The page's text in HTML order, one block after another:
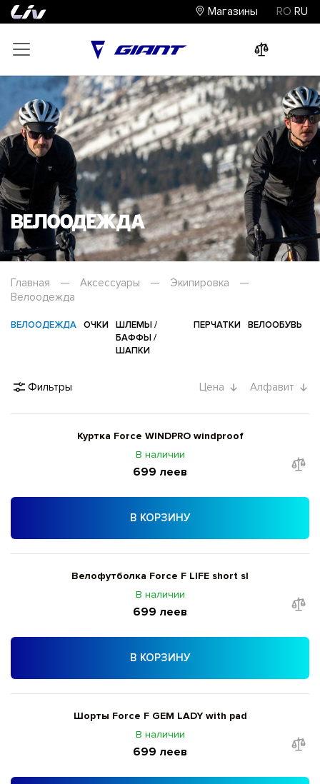
Магазины RO RU
Велоодежда
Главная — Аксессуары — Экипировка
—
Велоодежда
ВЕЛООДЕЖДА ОЧКИ
ШЛЕМЫ /
БАФФЫ /
ШАПКИ
ПЕРЧАТКИ ВЕЛООБУВЬ
Фильтры Цена Алфавит
Куртка Force WINDPRO windproof
В наличии
699 леев
В КОРЗИНУ
Велофутболка Force F LIFE short sl
В наличии
699 леев
В КОРЗИНУ
Шорты Force F GEM LADY with pad
В наличии
699 леев